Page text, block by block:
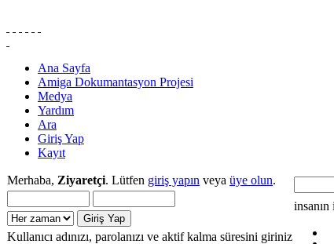
Ana Sayfa
Amiga Dokumantasyon Projesi
Medya
Yardım
Ara
Giriş Yap
Kayıt
Merhaba, Ziyaretçi. Lütfen giriş yapın veya üye olun.
Kullanıcı adınızı, parolanızı ve aktif kalma süresini giriniz